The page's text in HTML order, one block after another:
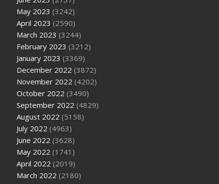
May 2023 (3242)
April 2023 (2590)
March 2023 (3244)
February 2023 (3212)
January 2023 (3369)
December 2022 (3872)
November 2022 (4202)
October 2022 (3490)
September 2022 (4829)
August 2022 (5158)
July 2022 (4963)
June 2022 (3628)
May 2022 (1741)
April 2022 (2019)
March 2022 (2180)